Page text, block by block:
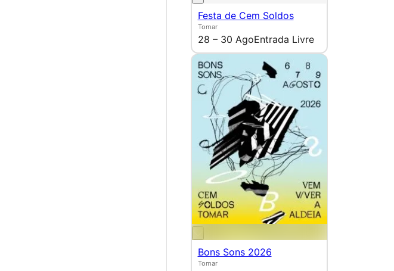
Festa de Cem Soldos
Tomar
28 – 30 AgoEntrada Livre
Bons Sons 2026
Tomar